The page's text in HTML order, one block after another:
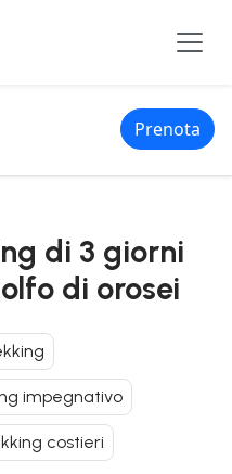
Prenota
asini nel golfo di orosei
di 3 giorni
di orosei
impegnativo
costieri